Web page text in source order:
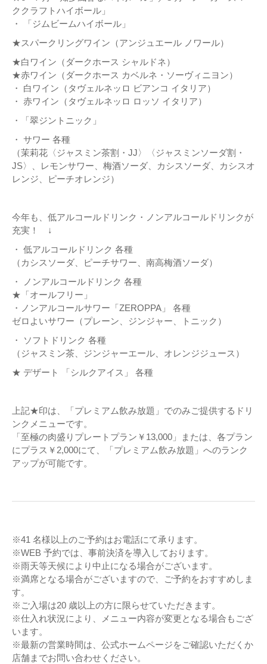
ククラフトハイボール」
・ 「ジムビームハイボール」
★スパークリングワイン（アンジュエール ノワール）
★白ワイン（ダークホース シャルドネ）
★赤ワイン（ダークホース カベルネ・ソーヴィニヨン）
・ 白ワイン（タヴェルネッロ ビアンコ イタリア）
・ 赤ワイン（タヴェルネッロ ロッソ イタリア）
・「翠ジントニック」
・ サワー 各種
（茉莉花〈ジャスミン茶割・JJ〉〈ジャスミンソーダ割・
JS〉、レモンサワー、梅酒ソーダ、カシスソーダ、カシスオ
レンジ、ピーチオレンジ）
今年も、低アルコールドリンク・ノンアルコールドリンクが
充実！ ↓
・ 低アルコールドリンク 各種
（カシスソーダ、ピーチサワー、南高梅酒ソーダ）
・ ノンアルコールドリンク 各種
★「オールフリー」
・ノンアルコールサワー「ZEROPPA」 各種
ゼロよいサワー（プレーン、ジンジャー、トニック）
・ ソフトドリンク 各種
（ジャスミン茶、ジンジャーエール、オレンジジュース）
★ デザート 「シルクアイス」 各種
上記★印は、「プレミアム飲み放題」でのみご提供するドリ
ンクメニューです。
「至極の肉盛りプレートプラン￥13,000」または、各プラン
にプラス￥2,000にて、「プレミアム飲み放題」へのランク
アップが可能です。
※41 名様以上のご予約はお電話にて承ります。
※WEB 予約では、事前決済を導入しております。
※雨天等天候により中止になる場合がございます。
※満席となる場合がございますので、ご予約をおすすめしま
す。
※ご入場は20 歳以上の方に限らせていただきます。
※仕入れ状況により、メニュー内容が変更となる場合もござ
います。
※最新の営業時間は、公式ホームページをご確認いただくか
店舗までお問い合わせください。